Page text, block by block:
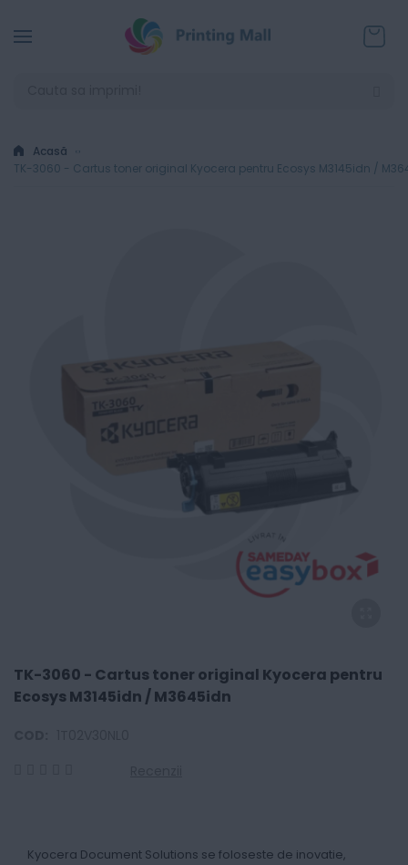
Acasă
TK-3060 - Cartus toner original Kyocera pentru Ecosys M3145idn /
TK-3060 - Cartus toner original Kyocera pentru
Ecosys M3145idn / M3645idn
Kyocera Document Solutions se foloseste de inovatie,